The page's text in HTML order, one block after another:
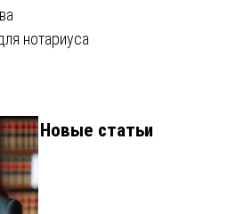
нотариуса
Новые статьи